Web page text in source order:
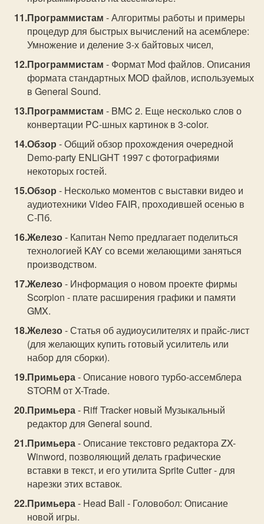
Программистам - Алгоритмы работы и примеры
процедур для быстрых вычислений на асемблере:
Умножение и деление 3-х байтовых чисел,
Программистам - Формат Mod файлов. Описания
формата стандартных MOD файлов, используемых
в General Sound.
Программистам - BMC 2. Eще несколько слов о
конвертации PC-шных картинок в 3-color.
Обзор - Общий обзор прохождения очередной
Demo-party ENLiGHT 1997 с фотографиями
некоторых гостей.
Обзор - Несколько моментов с выставки видео и
аудиотехники Video FAIR, проходившей осенью в
С-Пб.
Железо- Капитан Nemo предлагает поделиться
технологией KAY со всеми желающими заняться
производством.
Железо- Информация о новом проекте фирмы
Scorpion - плате расширения графики и памяти
GMX.
Железо- Статья об аудиоусилителях и прайс-лист
(для желающих купить готовый усилитель или
набор для сборки).
Примьера- Описание нового турбо-ассемблера
STORM от X-Trade.
Примьера- Riff Tracker новый Музыкальный
редактор для General sound.
Примьера- Описание текстовго редактора ZX-
Winword, позволяющий делать графические
вставки в текст, и его утилита Sprite Cutter - для
нарезки этих вставок.
Примьера- Head Ball - Головобол: Описание
новой игры.